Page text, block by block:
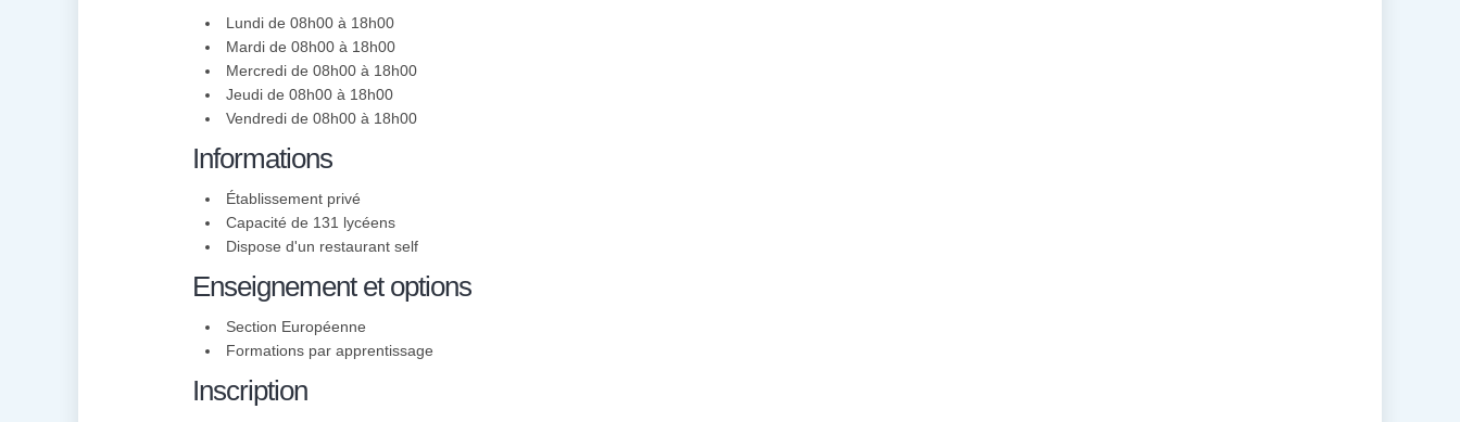
Lundi de 08h00 à 18h00
Mardi de 08h00 à 18h00
Mercredi de 08h00 à 18h00
Jeudi de 08h00 à 18h00
Vendredi de 08h00 à 18h00
Informations
Établissement privé
Capacité de 131 lycéens
Dispose d'un restaurant self
Enseignement et options
Section Européenne
Formations par apprentissage
Inscription